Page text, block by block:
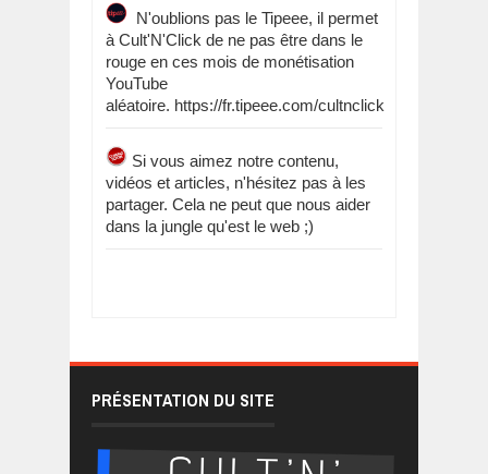
N'oublions pas le Tipeee, il permet
à Cult'N'Click de ne pas être dans le
rouge en ces mois de monétisation
YouTube
aléatoire. https://fr.tipeee.com/cultnclick
Si vous aimez notre contenu,
vidéos et articles, n'hésitez pas à les
partager. Cela ne peut que nous aider
dans la jungle qu'est le web ;)
PRÉSENTATION DU SITE